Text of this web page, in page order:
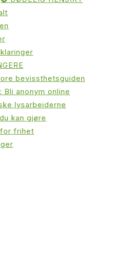
bevissthetsguiden
Bli anonym online
lysarbeiderne
kan gjøre
frihet